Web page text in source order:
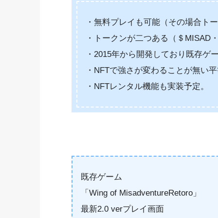
・無料プレイも可能（その場合ト
・トークンが二つある（＄MISAD
・2015年から開発しており既存ゲ
・NFTで強さが変わることが無い
・NFTレンタル機能も実装予定。
既存ゲーム
「Wing of MisadventureRetoro」
最新2.0 verプレイ画面